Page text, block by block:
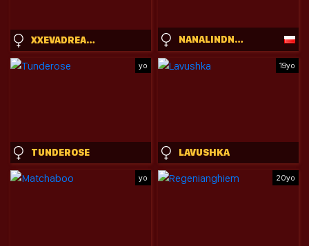
XXEVADREAMXX NANALINDNER
yo
TUNDEROSE
19yo
LAVUSHKA
yo 20yo